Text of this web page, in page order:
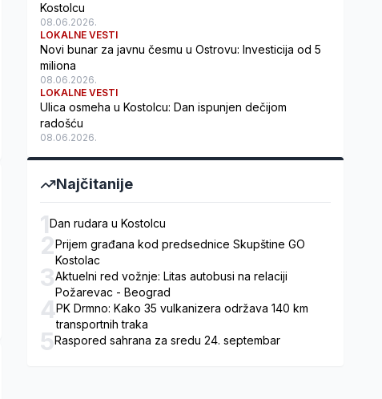
Kostolcu
08.06.2026.
LOKALNE VESTI
Novi bunar za javnu česmu u Ostrovu: Investicija od 5
miliona
08.06.2026.
LOKALNE VESTI
Ulica osmeha u Kostolcu: Dan ispunjen dečijom
radošću
08.06.2026.
Najčitanije
1Dan rudara u Kostolcu
2Prijem građana kod predsednice Skupštine GO
Kostolac
3Aktuelni red vožnje: Litas autobusi na relaciji
Požarevac - Beograd
4PK Drmno: Kako 35 vulkanizera održava 140 km
transportnih traka
5Raspored sahrana za sredu 24. septembar